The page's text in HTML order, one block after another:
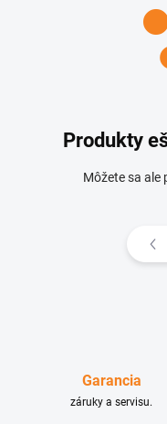
Produkty
Môžete sa ale
Garancia
záruky a servisu.